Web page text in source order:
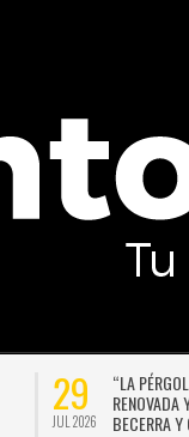
29
JUL 2026
“LA
RENOVADA
BECERRA Y